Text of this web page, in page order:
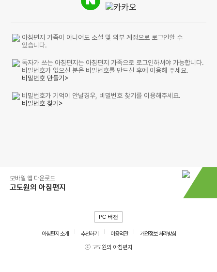
아침편지 가족이 아니어도 소셜 및 외부 계정으로 로그인할 수
있습니다.
독자가 쓰는 아침편지는 아침편지 가족으로 로그인하셔야 가능합니다.
비밀번호가 없으신 분은 비밀번호를 만드신 후에 이용해 주세요.
비밀번호 만들기>
비밀번호가 기억이 안날경우, 비밀번호 찾기를 이용해주세요.
비밀번호 찾기>
모바일 앱 다운로드
고도원의 아침편지
PC 버전
아침편지 소개 추천하기 이용약관
개인정보 처리방침
ⓒ 고도원의 아침편지